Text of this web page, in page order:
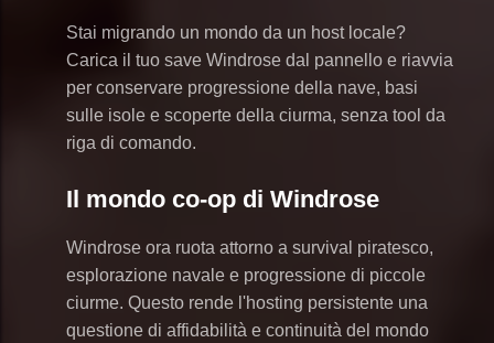
Stai migrando un mondo da un host locale?
Carica il tuo save Windrose dal pannello e riavvia
per conservare progressione della nave, basi
sulle isole e scoperte della ciurma, senza tool da
riga di comando.
Il mondo co-op di Windrose
Windrose ora ruota attorno a survival piratesco,
esplorazione navale e progressione di piccole
ciurme. Questo rende l'hosting persistente una
questione di affidabilità e continuità del mondo